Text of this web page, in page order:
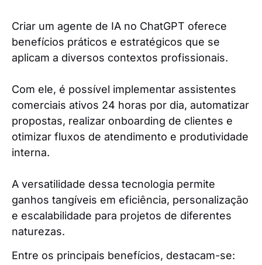
Criar um agente de IA no ChatGPT oferece
benefícios práticos e estratégicos que se
aplicam a diversos contextos profissionais.
Com ele, é possível implementar assistentes
comerciais ativos 24 horas por dia, automatizar
propostas, realizar onboarding de clientes e
otimizar fluxos de atendimento e produtividade
interna.
A versatilidade dessa tecnologia permite
ganhos tangíveis em eficiência, personalização
e escalabilidade para projetos de diferentes
naturezas.
Entre os principais benefícios, destacam-se: